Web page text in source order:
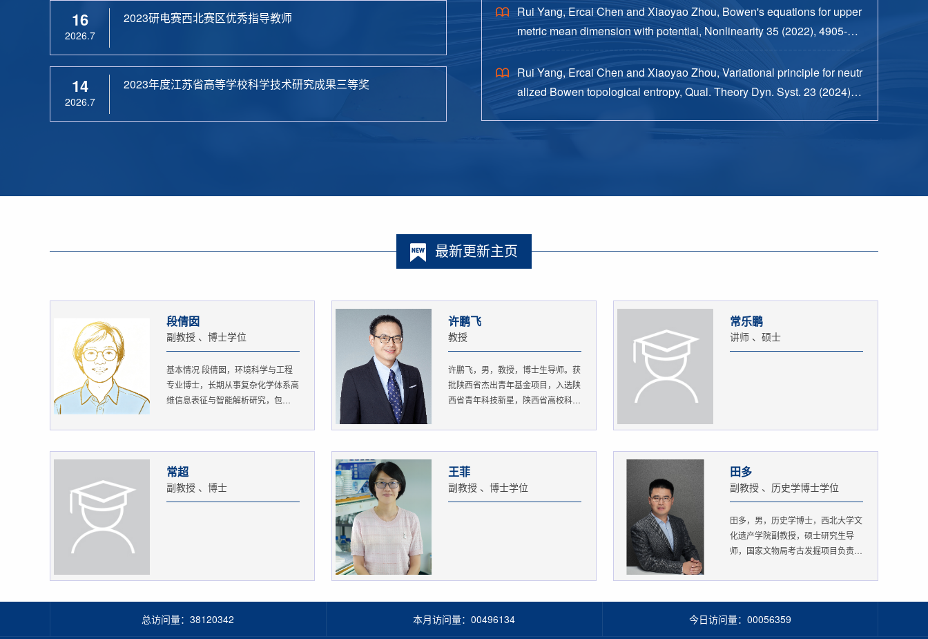
16
2026.7
2023研电赛西北赛区优秀指导教师
14
2026.7
2023年度江苏省高等学校科学技术研究成果三等奖
Rui Yang, Ercai Chen and Xiaoyao Zhou, Bowen's equations for upper
metric mean dimension with potential, Nonlinearity 35 (2022), 4905-49
38.
Rui Yang, Ercai Chen and Xiaoyao Zhou, Variational principle for neutr
alized Bowen topological entropy, Qual. Theory Dyn. Syst. 23 (2024), n
最新更新主页
段倩囡
副教授 、博士学位
基本情况 段倩囡，环境科学与工程
专业博士，长期从事复杂化学体系高
维信息表征与智能解析研究，包
许鹏飞
教授
许鹏飞，男，教授，博士生导师。获
批陕西省杰出青年基金项目，入选陕
西省青年科技新星，陕西省高校科
常乐鹏
讲师 、硕士
常超
副教授 、博士
王菲
副教授 、博士学位
田多
副教授 、历史学博士学位
田多，男，历史学博士，西北大学文
化遗产学院副教授，硕士研究生导
师，国家文物局考古发掘项目负责
总访问量： 38120342 本月访问量： 00496134 今日访问量： 00056359